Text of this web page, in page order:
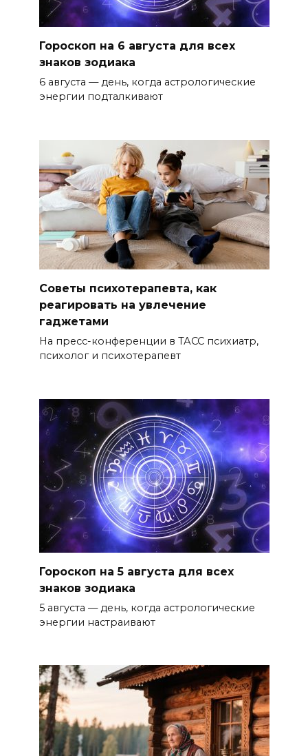
Гороскоп на 6 августа для всех
знаков зодиака
6 августа — день, когда астрологические
энергии подталкивают
Советы психотерапевта, как
реагировать на увлечение
гаджетами
На пресс-конференции в ТАСС психиатр,
психолог и психотерапевт
Гороскоп на 5 августа для всех
знаков зодиака
5 августа — день, когда астрологические
энергии настраивают